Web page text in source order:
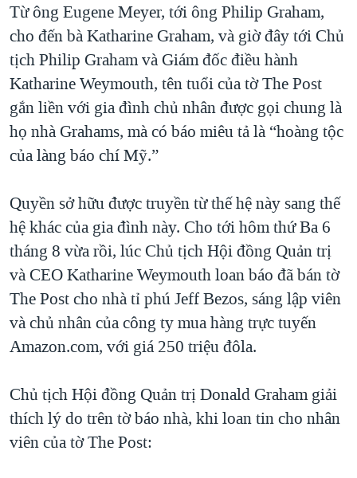
Từ ông Eugene Meyer, tới ông Philip Graham,
cho đến bà Katharine Graham, và giờ đây tới Chủ
tịch Philip Graham và Giám đốc điều hành
Katharine Weymouth, tên tuổi của tờ The Post
gắn liền với gia đình chủ nhân được gọi chung là
họ nhà Grahams, mà có báo miêu tả là “hoàng tộc
của làng báo chí Mỹ.”
Quyền sở hữu được truyền từ thế hệ này sang thế
hệ khác của gia đình này. Cho tới hôm thứ Ba 6
tháng 8 vừa rồi, lúc Chủ tịch Hội đồng Quản trị
và CEO Katharine Weymouth loan báo đã bán tờ
The Post cho nhà tỉ phú Jeff Bezos, sáng lập viên
và chủ nhân của công ty mua hàng trực tuyến
Amazon.com, với giá 250 triệu đôla.
Chủ tịch Hội đồng Quản trị Donald Graham giải
thích lý do trên tờ báo nhà, khi loan tin cho nhân
viên của tờ The Post: